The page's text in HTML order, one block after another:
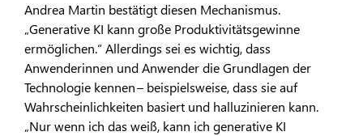
Andrea Martin bestätigt diesen Mechanismus.
„Generative KI kann große Produktivitätsgewinne
ermöglichen.“ Allerdings sei es wichtig, dass
Anwenderinnen und Anwender die Grundlagen der
Technologie kennen – beispielsweise, dass sie auf
Wahrscheinlichkeiten basiert und halluzinieren kann.
„Nur wenn ich das weiß, kann ich generative KI